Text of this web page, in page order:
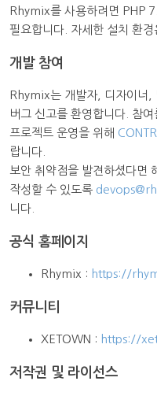
Rhymix를 사용하려면 PHP
필요합니다. 자세한 설치 환경
개발 참여
Rhymix는 개발자, 디자이너,
버그 신고를 환영합니다. 참
프로젝트 운영을 위해
랍니다.
보안 취약점을 발견하셨다면
작성할 수 있도록
니다.
공식 홈페이지
Rhymix : https://
커뮤니티
XETOWN : https://
저작권 및 라이선스